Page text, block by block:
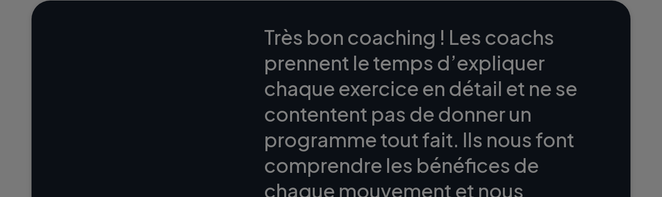
Très bon coaching ! Les coachs
prennent le temps d’expliquer
chaque exercice en détail et ne se
contentent pas de donner un
programme tout fait. Ils nous font
comprendre les bénéfices de
chaque mouvement et nous